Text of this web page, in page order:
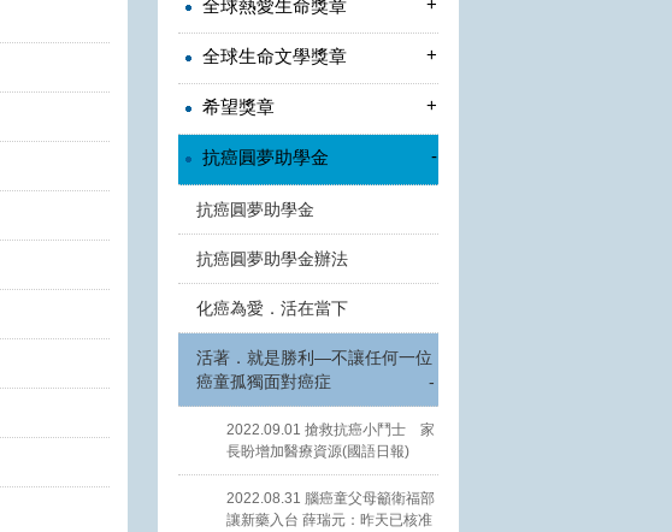
全球熱愛生命獎章 +
全球生命文學獎章 +
希望獎章 +
抗癌圓夢助學金 -
抗癌圓夢助學金
抗癌圓夢助學金辦法
化癌為愛．活在當下
活著．就是勝利—不讓任何一位
癌童孤獨面對癌症
-
2022.09.01 搶救抗癌小鬥士 家
長盼增加醫療資源(國語日報)
2022.08.31 腦癌童父母籲衛福部
讓新藥入台 薛瑞元：昨天已核准